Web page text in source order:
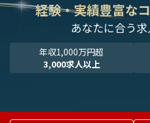
経験・実績豊富な
あなたに合う
年収1,000万円超
3,000求人以上